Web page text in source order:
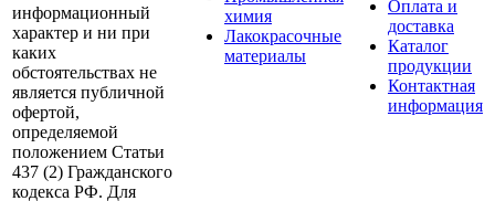
информационный
характер и ни при
каких
обстоятельствах не
является публичной
офертой,
определяемой
положением Статьи
437 (2) Гражданского
кодекса РФ. Для
химия
Лакокрасочные
материалы
Оплата и
доставка
Каталог
продукции
Контактная
информация